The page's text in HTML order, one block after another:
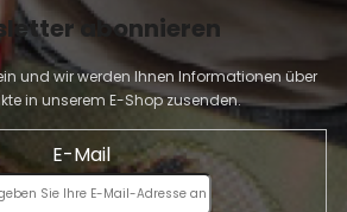
abonnieren
und wir werden Ihnen Informationen über
in unserem E-Shop zusenden.
E-Mail